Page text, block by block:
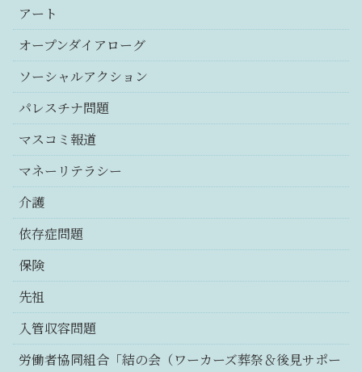
アート
オープンダイアローグ
ソーシャルアクション
パレスチナ問題
マスコミ報道
マネーリテラシー
介護
依存症問題
保険
先祖
入管収容問題
労働者協同組合「結の会（ワーカーズ葬祭＆後見サポー